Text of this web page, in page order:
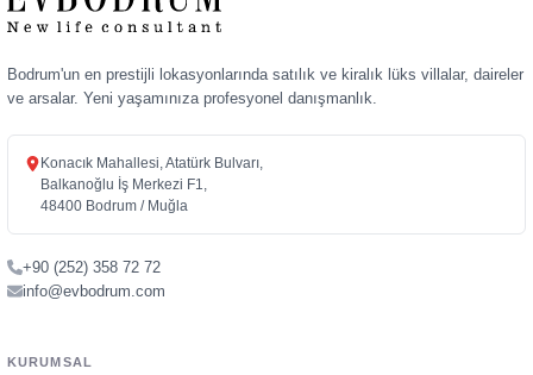
Bodrum'un en prestijli lokasyonlarında satılık ve kiralık lüks villalar, daireler
ve arsalar. Yeni yaşamınıza profesyonel danışmanlık.
Konacık Mahallesi, Atatürk Bulvarı,
Balkanoğlu İş Merkezi F1,
48400 Bodrum / Muğla
+90 (252) 358 72 72
info@evbodrum.com
KURUMSAL